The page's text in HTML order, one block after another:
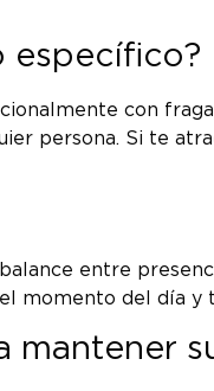
específico?
con
persona. Si te
entre
momento del día
mantener